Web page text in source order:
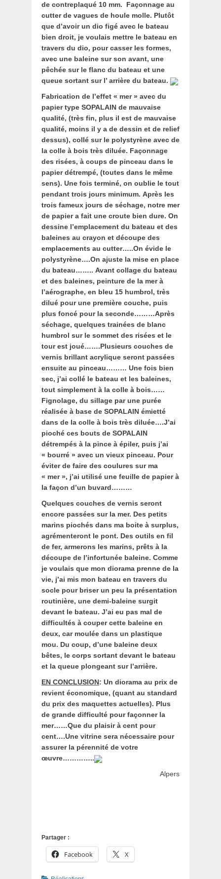
de contreplaqué 10 mm. Façonnage au
cutter de vagues de houle molle. Plutôt
que d’avoir un dio figé avec le bateau
bien droit, je voulais mettre le bateau en
travers du dio, pour casser les formes,
avec une baleine sur son avant, une
pêchée sur le flanc du bateau et une
queue sortant sur l’ arrière du bateau.
Fabrication de l’effet « mer » avec du
papier type SOPALAIN de mauvaise
qualité, (très fin, plus il est de mauvaise
qualité, moins il y a de dessin et de relief
dessus), collé sur le polystyrène avec de
la colle à bois très diluée. Façonnage
des risées, à coups de pinceau dans le
papier détrempé, (toutes dans le même
sens). Une fois terminé, on oublie le tout
pendant trois jours minimum. Après les
trois fameux jours de séchage, notre mer
de papier a fait une croute bien dure. On
dessine l’emplacement du bateau et des
baleines au crayon et découpe des
emplacements au cutter…..On évide le
polystyrène….On ajuste la mise en place
du bateau…….. Avant collage du bateau
et des baleines, peinture de la mer à
l’aérographe, en bleu 15 humbrol, très
dilué pour une première couche, puis
plus foncé pour la seconde………Après
séchage, quelques trainées de blanc
humbrol sur le sommet des risées et le
tour est joué…….Plusieurs couches de
vernis brillant acrylique seront passées
ensuite au pinceau……… Une fois bien
sec, j’ai collé le bateau et les baleines,
tout simplement à la colle à bois……
Fignolage, du sillage par une purée
réalisée à base de SOPALAIN émietté
dans de la colle à bois très diluée….J’ai
pioché ces bouts de SOPALAIN
détrempés à la pince à épiler, puis j’ai
« bourré » avec un vieux pinceau. Pour
éviter de faire des coulures sur ma
« mer », j’ai utilisé une feuille de papier à
la façon d’un buvard………
Quelques couches de vernis seront
encore passées sur la mer. Des petits
marins piochés dans ma boite à surplus,
agrémenteront le pont. Des outils en fil
de fer, armerons les marins, prêts à la
découpe de l’infortunée baleine. Comme
je voulais que mon diorama prenne de la
vie, j’ai mis mon bateau en travers du
socle pour briser un peu la présentation
routinière, une demi-baleine surgit
devant le bateau. J’ai eu pas mal de
difficultés à couper cette baleine en
deux, car moulée dans un plastique
mou. Du coup, d’une baleine deux
bêtes, le corps sortant devant le bateau
et la queue plongeant sur l’arrière.
EN CONCLUSION: Un diorama au prix de
revient économique, (quant au standard
du prix des maquettes actuelles). Plus
de grande difficulté pour façonner la
mer……Que du plaisir à cent pour
cent….Une vitrine sera nécessaire pour
assurer la pérennité de votre
œuvre…………..
Alpers
Partager :
Facebook X